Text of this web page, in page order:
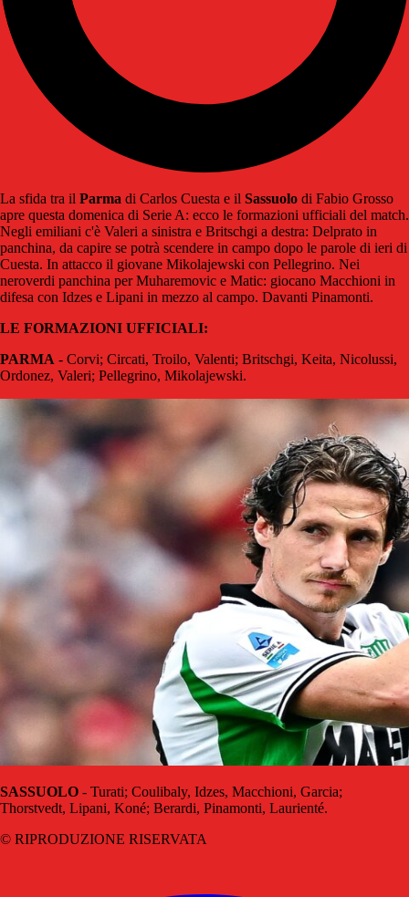
La sfida tra il Parma di Carlos Cuesta e il Sassuolo di Fabio Grosso
apre questa domenica di Serie A: ecco le formazioni ufficiali del match.
Negli emiliani c'è Valeri a sinistra e Britschgi a destra: Delprato in
panchina, da capire se potrà scendere in campo dopo le parole di ieri di
Cuesta. In attacco il giovane Mikolajewski con Pellegrino. Nei
neroverdi panchina per Muharemovic e Matic: giocano Macchioni in
difesa con Idzes e Lipani in mezzo al campo. Davanti Pinamonti.
LE FORMAZIONI UFFICIALI:
PARMA - Corvi; Circati, Troilo, Valenti; Britschgi, Keita, Nicolussi,
Ordonez, Valeri; Pellegrino, Mikolajewski.
SASSUOLO - Turati; Coulibaly, Idzes, Macchioni, Garcia;
Thorstvedt, Lipani, Koné; Berardi, Pinamonti, Laurienté.
© RIPRODUZIONE RISERVATA